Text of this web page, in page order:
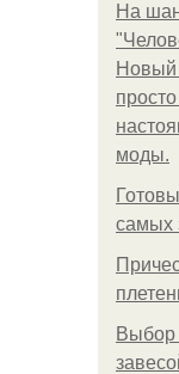
На
Новый
моды.
самых
Выбор